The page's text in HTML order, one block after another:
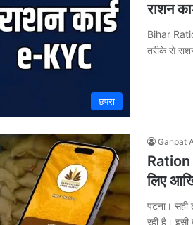
छपरा
राशन
Bihar
तरीके से
Ganpat
Ration
लिए
पटना। सही
रही है। इसी